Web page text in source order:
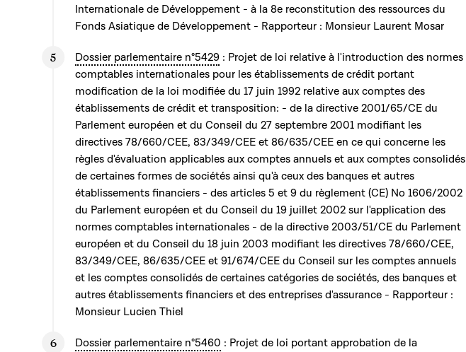
Internationale de Développement - à la 8e reconstitution des ressources du
Fonds Asiatique de Développement - Rapporteur : Monsieur Laurent Mosar
Dossier parlementaire n°5429 : Projet de loi relative à l'introduction des normes
comptables internationales pour les établissements de crédit portant
modification de la loi modifiée du 17 juin 1992 relative aux comptes des
établissements de crédit et transposition: - de la directive 2001/65/CE du
Parlement européen et du Conseil du 27 septembre 2001 modifiant les
directives 78/660/CEE, 83/349/CEE et 86/635/CEE en ce qui concerne les
règles d'évaluation applicables aux comptes annuels et aux comptes consolidés
de certaines formes de sociétés ainsi qu'à ceux des banques et autres
établissements financiers - des articles 5 et 9 du règlement (CE) No 1606/2002
du Parlement européen et du Conseil du 19 juillet 2002 sur l'application des
normes comptables internationales - de la directive 2003/51/CE du Parlement
européen et du Conseil du 18 juin 2003 modifiant les directives 78/660/CEE,
83/349/CEE, 86/635/CEE et 91/674/CEE du Conseil sur les comptes annuels
et les comptes consolidés de certaines catégories de sociétés, des banques et
autres établissements financiers et des entreprises d'assurance - Rapporteur :
Monsieur Lucien Thiel
Dossier parlementaire n°5460 : Projet de loi portant approbation de la